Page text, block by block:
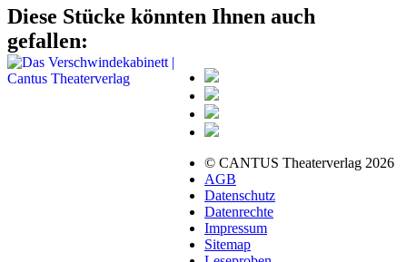
Diese Stücke könnten Ihnen auch
gefallen:
© CANTUS Theaterverlag 2026
AGB
Datenschutz
Datenrechte
Impressum
Sitemap